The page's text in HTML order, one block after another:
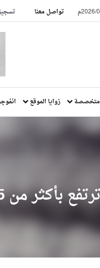
تواصل معنا
متخصصة زوايا الموقع
من 15% أمام الدولار